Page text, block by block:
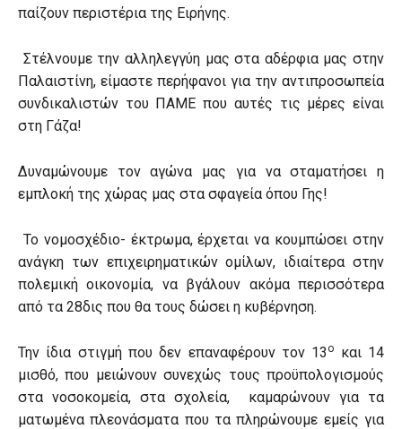
παίζουν περιστέρια της Ειρήνης.
Στέλνουμε την αλληλεγγύη μας στα αδέρφια μας στην
Παλαιστίνη, είμαστε περήφανοι για την αντιπροσωπεία
συνδικαλιστών του ΠΑΜΕ που αυτές τις μέρες είναι
στη Γάζα!
Δυναμώνουμε τον αγώνα μας για να σταματήσει η
εμπλοκή της χώρας μας στα σφαγεία όπου Γης!
Το νομοσχέδιο- έκτρωμα, έρχεται να κουμπώσει στην
ανάγκη των επιχειρηματικών ομίλων, ιδιαίτερα στην
πολεμική οικονομία, να βγάλουν ακόμα περισσότερα
από τα 28δις που θα τους δώσει η κυβέρνηση.
Την ίδια στιγμή που δεν επαναφέρουν τον 13 ο
και 14
μισθό, που μειώνουν συνεχώς τους προϋπολογισμούς
στα νοσοκομεία, στα σχολεία, καμαρώνουν για τα
ματωμένα πλεονάσματα που τα πληρώνουμε εμείς για